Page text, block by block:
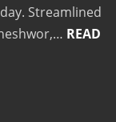
Streamlined
READ